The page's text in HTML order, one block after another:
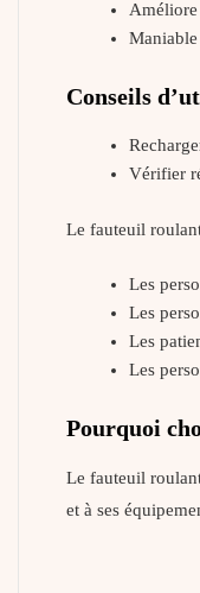
Conseils
Vérifier
Le fauteuil
Les
Les
Les
Les
Pourquoi
Le fauteuil
et à ses